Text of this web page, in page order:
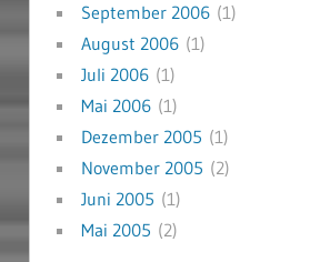
September 2006(1)
August 2006(1)
Juli 2006(1)
Mai 2006(1)
Dezember 2005 (1)
November 2005 (2)
Juni 2005 (1)
Mai 2005 (2)